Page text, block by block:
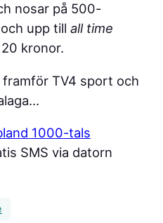
nosar på 500-
upp till all time
kronor.
framför TV4 sport och
1000-tals
SMS via datorn